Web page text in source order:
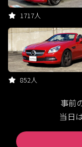
1717人
852人
事前
当日